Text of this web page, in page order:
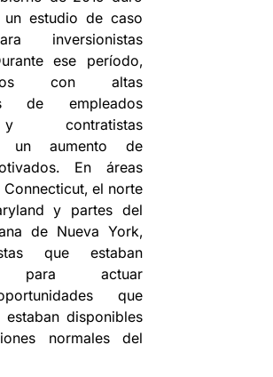
estudio de caso
inversionistas
ese período,
con altas
de empleados
contratistas
un aumento de
En áreas
el norte
y partes del
de Nueva York,
que estaban
para actuar
que
estaban disponibles
normales del